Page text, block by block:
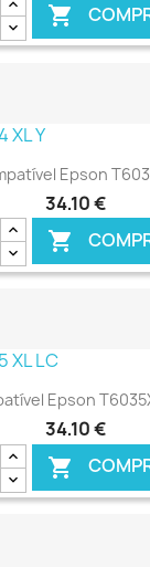

Epson
34,10 €

Epson
34,10 €
